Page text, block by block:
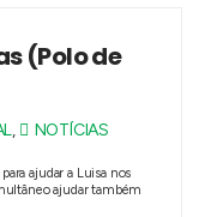
(Polo de
, NOTÍCIAS
ajudar a Luisa nos
ajudar também